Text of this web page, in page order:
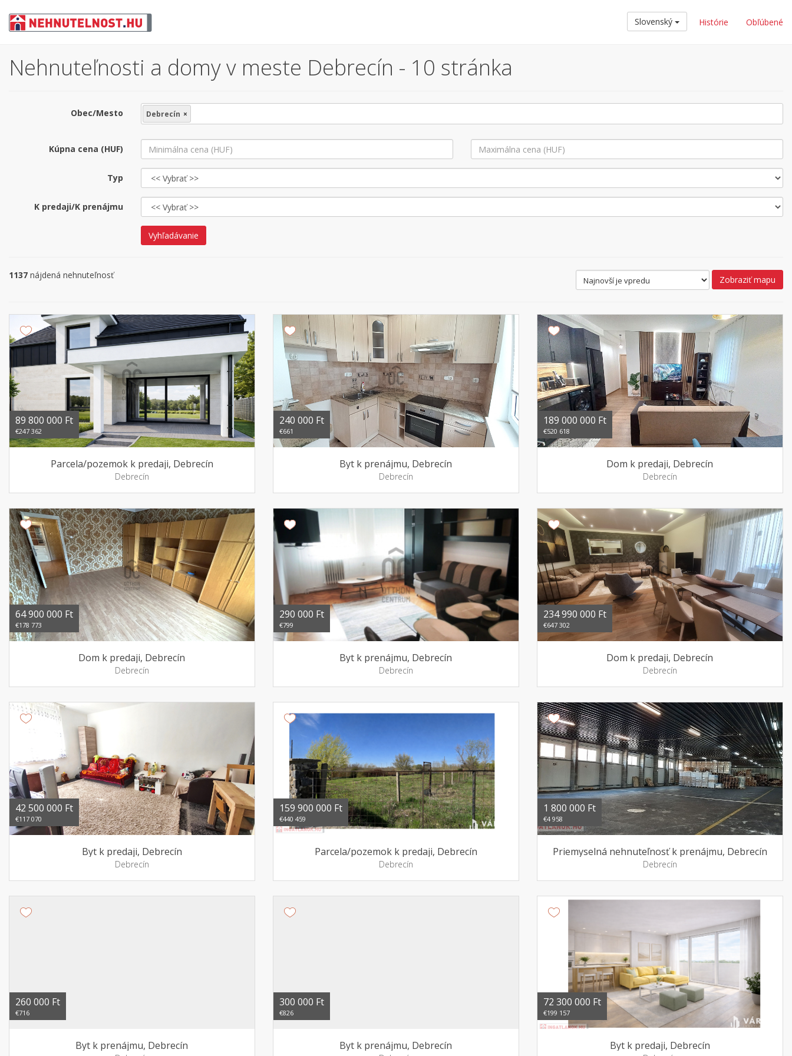
Slovenský Histórie Obľúbené
Nehnuteľnosti a domy v meste Debrecín - 10 stránka
Obec/Mesto Debrecín ×
Kúpna cena (HUF)
Typ
K predaji/K prenájmu
Vyhľadávanie
1137 nájdená nehnuteľnosť Zobraziť mapu
89 800 000 Ft
€247 362
Parcela/pozemok k predaji, Debrecín
Debrecín
240 000 Ft
€661
Byt k prenájmu, Debrecín
Debrecín
189 000 000 Ft
€520 618
Dom k predaji, Debrecín
Debrecín
64 900 000 Ft
€178 773
Dom k predaji, Debrecín
Debrecín
290 000 Ft
€799
Byt k prenájmu, Debrecín
Debrecín
234 990 000 Ft
€647 302
Dom k predaji, Debrecín
Debrecín
42 500 000 Ft
€117 070
Byt k predaji, Debrecín
Debrecín
159 900 000 Ft
€440 459
Parcela/pozemok k predaji, Debrecín
Debrecín
1 800 000 Ft
€4 958
Priemyselná nehnuteľnosť k prenájmu, Debrecín
Debrecín
260 000 Ft
€716
Byt k prenájmu, Debrecín
300 000 Ft
€826
Byt k prenájmu, Debrecín
72 300 000 Ft
€199 157
Byt k predaji, Debrecín